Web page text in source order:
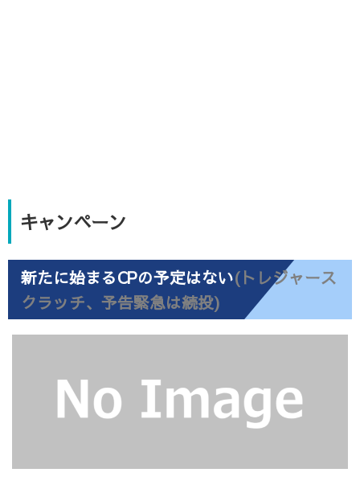
キャンペーン
新たに始まるCPの予定はない(トレジャース
クラッチ、予告緊急は続投)